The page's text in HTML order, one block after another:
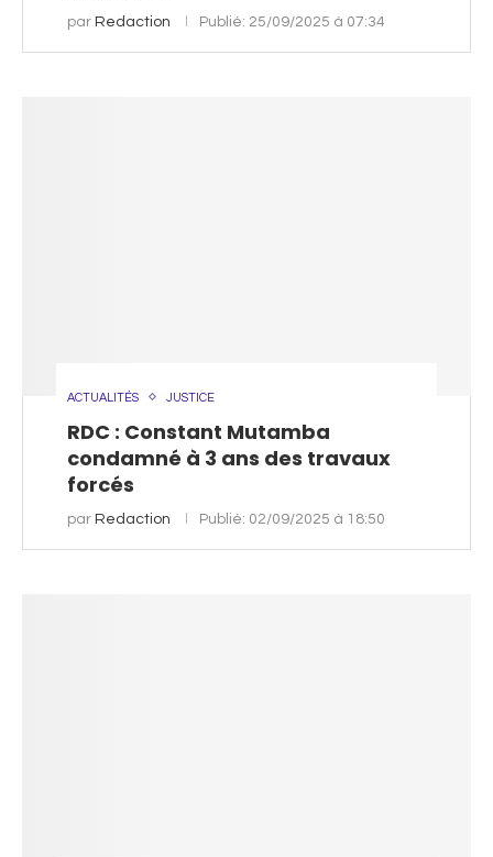
par Redaction Publié: 25/09/2025 à 07:34
ACTUALITÉS JUSTICE
RDC : Constant Mutamba
condamné à 3 ans des travaux
forcés
par Redaction Publié: 02/09/2025 à 18:50